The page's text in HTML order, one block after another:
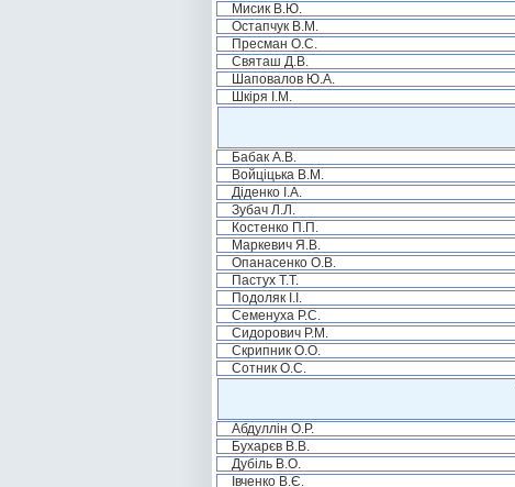
Мисик В.Ю.
Остапчук В.М.
Пресман О.С.
Святаш Д.В.
Шаповалов Ю.А.
Шкіря І.М.
Бабак А.В.
Войціцька В.М.
Діденко І.А.
Зубач Л.Л.
Костенко П.П.
Маркевич Я.В.
Опанасенко О.В.
Пастух Т.Т.
Подоляк І.І.
Семенуха Р.С.
Сидорович Р.М.
Скрипник О.О.
Сотник О.С.
Абдуллін О.Р.
Бухарєв В.В.
Дубіль В.О.
Івченко В.Є.